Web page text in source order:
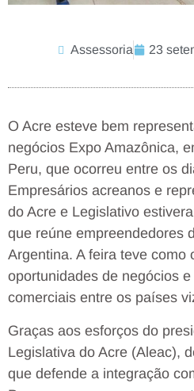
Assessoria 23
O Acre esteve bem
negócios Expo Amazônica,
Peru, que ocorreu entre os
Empresários acreanos e
do Acre e Legislativo
que reúne empreendedores
Argentina. A feira teve como
oportunidades de negócios
comerciais entre os países
Graças aos esforços do
Legislativa do Acre (Aleac),
que defende a integração